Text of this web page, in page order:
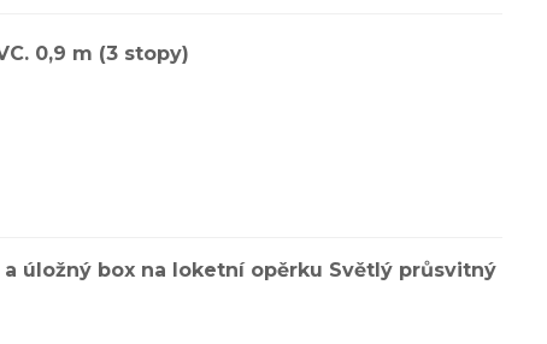
0,9 m (3 stopy)
úložný box na loketní opěrku Světlý průsvitný